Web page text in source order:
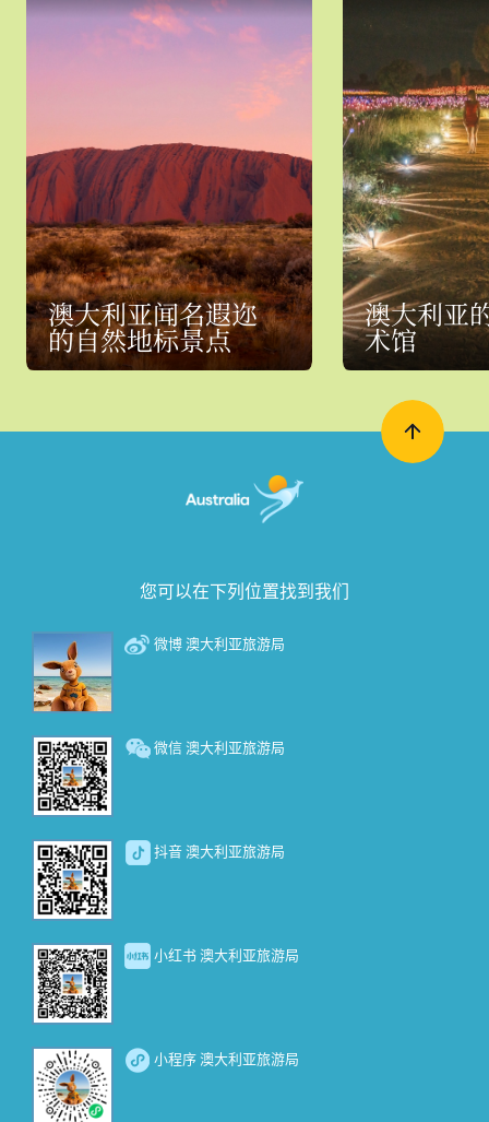
澳大利亚闻名遐迩
的自然地标景点
澳大利亚
术馆
您可以在下列位置找到我们
微博 澳大利亚旅游局
微信 澳大利亚旅游局
抖音 澳大利亚旅游局
小红书 澳大利亚旅游局
小程序 澳大利亚旅游局